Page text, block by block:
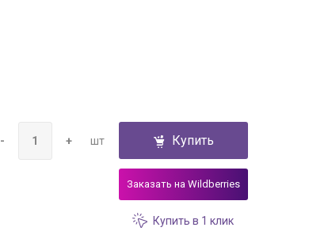
- + шт Купить
Заказать на Wildberries
Купить в 1 клик